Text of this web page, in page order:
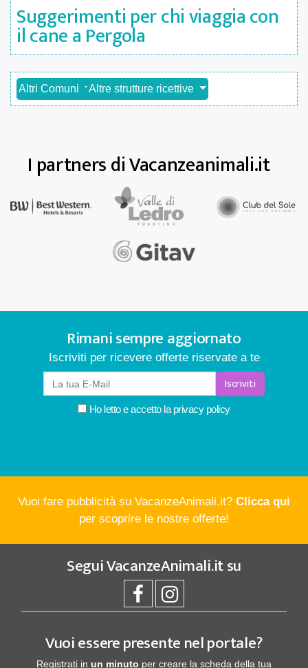
Suggerimenti per chi viaggia con
il cane a Pergola
Altri Comuni Altre strutture ricettive
I partners di Vacanzeanimali.it
Rimani sempre aggiornato
Iscriviti per ricevere offerte riservate a te
Iscriviti
Ho letto e accetto laprivacy policy
Vuoi fare pubblicità su VacanzeAnimali.it? Clicca qui
per scoprire le nostre offerte!
SeguiVacanzeAnimali.itsu
Vuoi essere presente nel portale?
Registrati in un minuto per creare la scheda della tua